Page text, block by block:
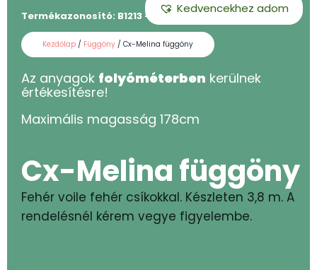
Kedvencekhez adom
Termékazonosító: B1213 - 180
Kezdőlap / Függöny / Cx-Melina függöny
Az anyagok folyóméterben kerülnek
értékesítésre!
Maximális magasság 178cm
Cx-Melina függöny
Fehér voile fehér csíkokkal. Készleten 3,8 m. A
rendelésnél kérem vegye figyelembe.